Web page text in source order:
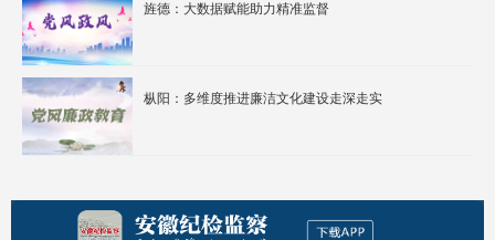
旌德：大数据赋能助力精准监督
枞阳：多维度推进廉洁文化建设走深走实